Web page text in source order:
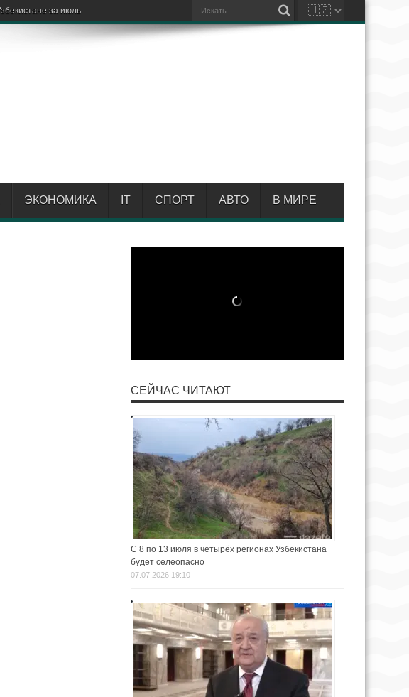
ЭКОНОМИКА IT СПОРТ АВТО В МИРЕ
СЕЙЧАС ЧИТАЮТ
С 8 по 13 июля в четырёх регионах Узбекистана
будет селеопасно
07.07.2026 19:10